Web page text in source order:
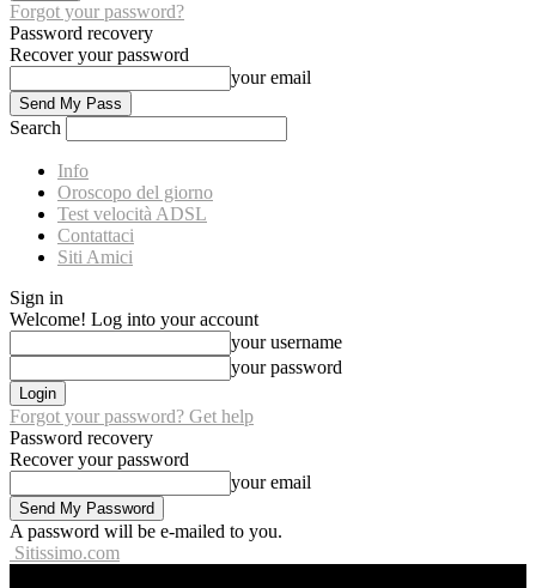
Forgot your password?
Password recovery
Recover your password
your email
Search
Info
Oroscopo del giorno
Test velocità ADSL
Contattaci
Siti Amici
Sign in
Welcome! Log into your account
your username
your password
Forgot your password? Get help
Password recovery
Recover your password
your email
A password will be e-mailed to you.
Sitissimo.com